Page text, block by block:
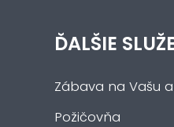
ĎALŠIE
Zábava na Vašu
Požičovňa